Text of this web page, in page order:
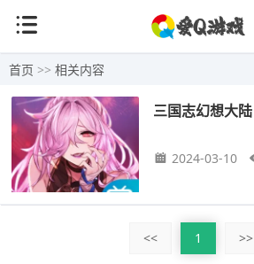
首页 >> 相关内容
三国志幻想大陆
2024-03-10
<< 1 >>